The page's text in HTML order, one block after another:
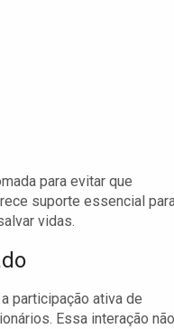
para evitar que
suporte essencial
vidas.
participação ativa de
Essa interação não